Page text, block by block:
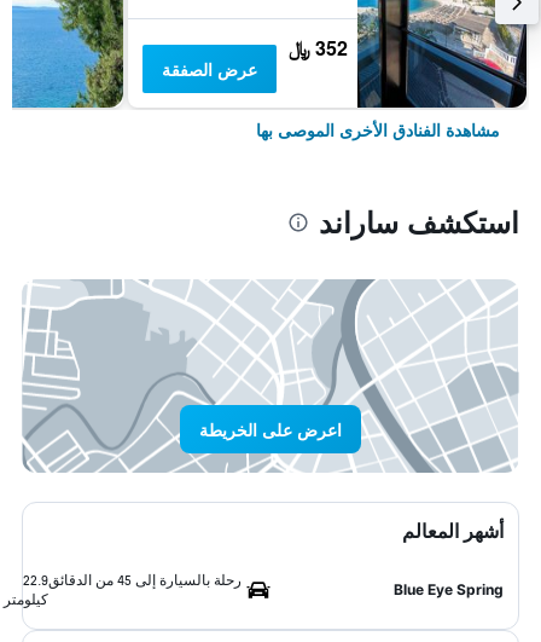
352 ﷼
عرض الصفقة
مشاهدة الفنادق الأخرى الموصى بها
استكشف ساراند
اعرض على الخريطة
أشهر المعالم
Blue Eye Spring
رحلة بالسيارة إلى 45 من الدقائق
22.9
كيلومتر